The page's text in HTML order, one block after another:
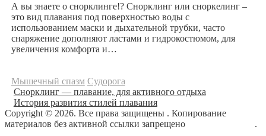
А вы знаете о снорклинге!? Снорклинг или сноркелинг –
это вид плавания под поверхностью воды с
использованием маски и дыхательной трубки, часто
снаряжение дополняют ластами и гидрокостюмом, для
увеличения комфорта и…
Мышечный спазм Судорога
Снорклинг — плавание, для активного отдыха
История развития стилей плавания
Copyright © 2026. Все права защищены . Копирование
материалов без активной ссылки запрещено
.